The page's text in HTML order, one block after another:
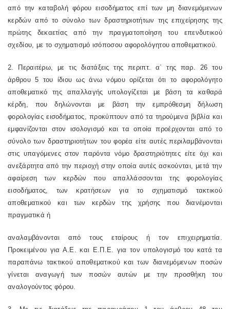
από την καταβολή φόρου εισοδήματος επί των μη διανεμόμενων
κερδών από το σύνολο των δραστηριοτήτων της επιχείρησης της
πρώτης δεκαετίας από την πραγματοποίηση του επενδυτικού
σχεδίου, με το σχηματισμό ισόποσου αφορολόγητου αποθεματικού.
2. Περαιτέρω, με τις διατάξεις της περιπτ. α΄ της παρ. 26 του
άρθρου 5 του ίδιου ως άνω νόμου ορίζεται ότι το αφορολόγητο
αποθεματικό της απαλλαγής υπολογίζεται με βάση τα καθαρά
κέρδη, που δηλώνονται με βάση την εμπρόθεσμη δήλωση
φορολογίας εισοδήματος, προκύπτουν από τα τηρούμενα βιβλία και
εμφανίζονται στον ισολογισμό και τα οποία προέρχονται από το
σύνολο των δραστηριοτήτων του φορέα είτε αυτές περιλαμβάνονται
στις υπαγόμενες στον παρόντα νόμο δραστηριότητες είτε όχι και
ανεξάρτητα από την περιοχή στην οποία αυτές ασκούνται, μετά την
αφαίρεση των κερδών που απαλλάσσονται της φορολογίας
εισοδήματος, των κρατήσεων για το σχηματισμό τακτικού
αποθεματικού και των κερδών της χρήσης που διανέμονται
πραγματικά ή
αναλαμβάνονται από τους εταίρους ή τον επιχειρηματία.
Προκειμένου για Α.Ε. και Ε.Π.Ε. για τον υπολογισμό του κατά τα
παραπάνω τακτικού αποθεματικού και των διανεμόμενων ποσών
γίνεται αναγωγή των ποσών αυτών με την προσθήκη του
αναλογούντος φόρου.